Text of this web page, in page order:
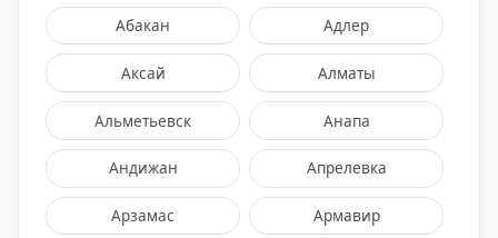
Абакан Адлер
Аксай Алматы
Альметьевск Анапа
Андижан Апрелевка
Арзамас Армавир